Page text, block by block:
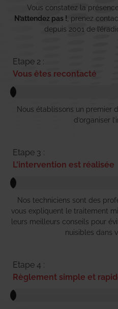
Vous constatez la
N’attendez pas ! , prenez
depuis 2001 de
Etape 2 :
Vous êtes recontacté
Nous établissons un premier
d’organiser
Etape 3 :
L'intervention est réalisée
Nos techniciens sont des
vous expliquent le traitement
leurs meilleurs conseils pour
nuisibles dans
Etape 4 :
Règlement simple et